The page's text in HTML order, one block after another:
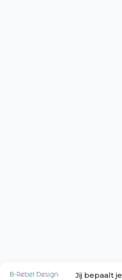
Jij bepaalt